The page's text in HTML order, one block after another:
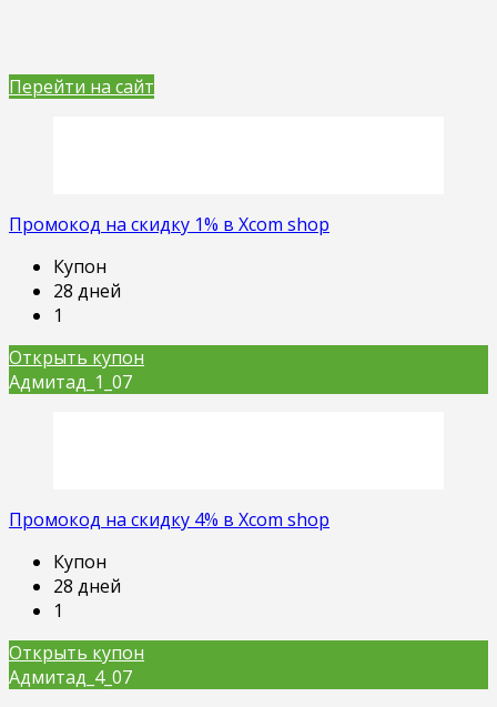
Перейти на сайт
Промокод на скидку 1% в Xcom shop
Купон
28 дней
1
Открыть купон
Адмитад_1_07
Промокод на скидку 4% в Xcom shop
Купон
28 дней
1
Открыть купон
Адмитад_4_07